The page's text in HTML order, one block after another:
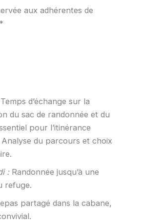
aux adhérentes de
d’échange sur la
du sac de randonnée et du
pour l’itinérance
Analyse du parcours et choix
:Randonnée jusqu’à une
refuge.
partagé dans la cabane,